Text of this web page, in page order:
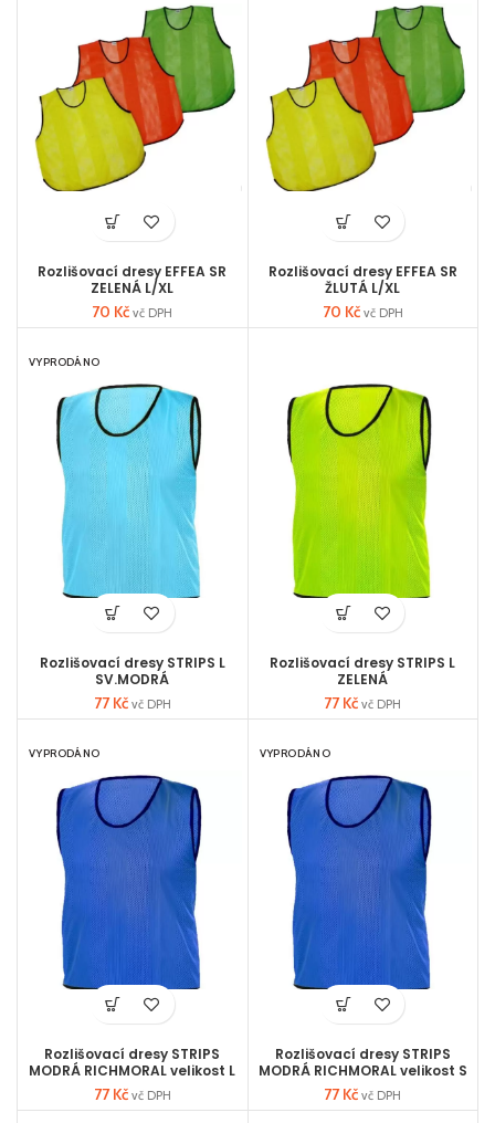
Rozlišovací dresy EFFEA SR
ZELENÁ L/XL
70 Kč vč DPH
Rozlišovací dresy EFFEA SR
ŽLUTÁ L/XL
70 Kč vč DPH
VYPRODÁNO
Rozlišovací dresy STRIPS L
SV.MODRÁ
77Kč vč DPH
Rozlišovací dresy STRIPS L
ZELENÁ
77Kč vč DPH
VYPRODÁNO
Rozlišovací dresy STRIPS
MODRÁ RICHMORAL velikost L
77Kč vč DPH
VYPRODÁNO
Rozlišovací dresy STRIPS
MODRÁ RICHMORAL velikost S
77Kč vč DPH